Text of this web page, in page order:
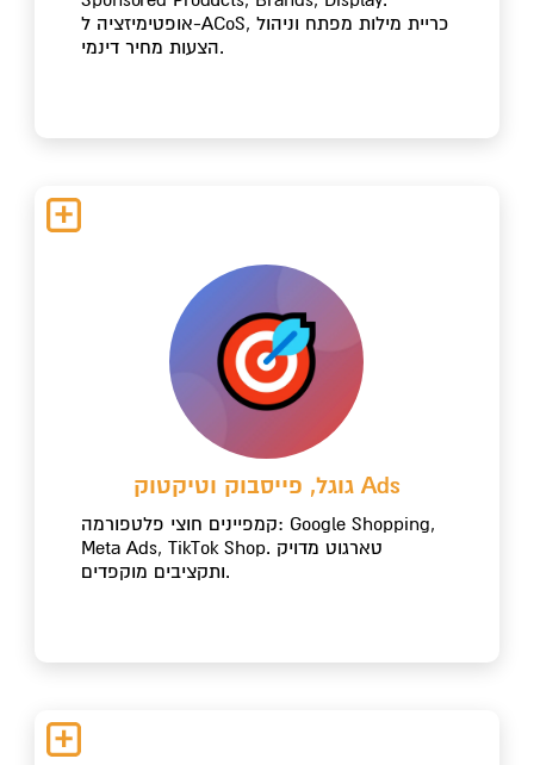
אופטימיזציה ל-ACoS, כריית מילות מפתח וניהול
הצעות מחיר דינמי.
גוגל, פייסבוק וטיקטוק Ads
קמפיינים חוצי פלטפורמה: Google Shopping,
Meta Ads, TikTok Shop. טארגוט מדויק
ותקציבים מוקפדים.